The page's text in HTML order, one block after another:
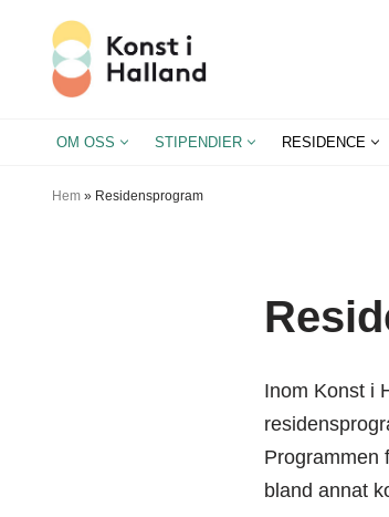
Hoppa
OM OSS STIPENDIER RESIDENCE
Hem » Residensprogram
Inom Konst i
Programmen
bland annat